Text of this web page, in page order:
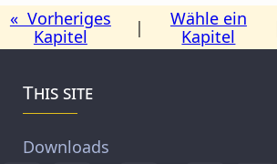
« Vorheriges
Kapitel
|
Wähle ein
Kapitel
This site
Downloads